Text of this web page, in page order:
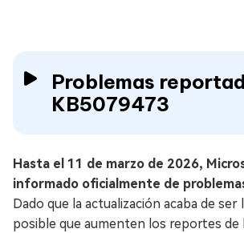
Problemas
KB5079473
Hasta el 11 de marzo de 2026,
informado oficialmente de
Dado que la actualización acaba de ser
posible que aumenten los reportes de